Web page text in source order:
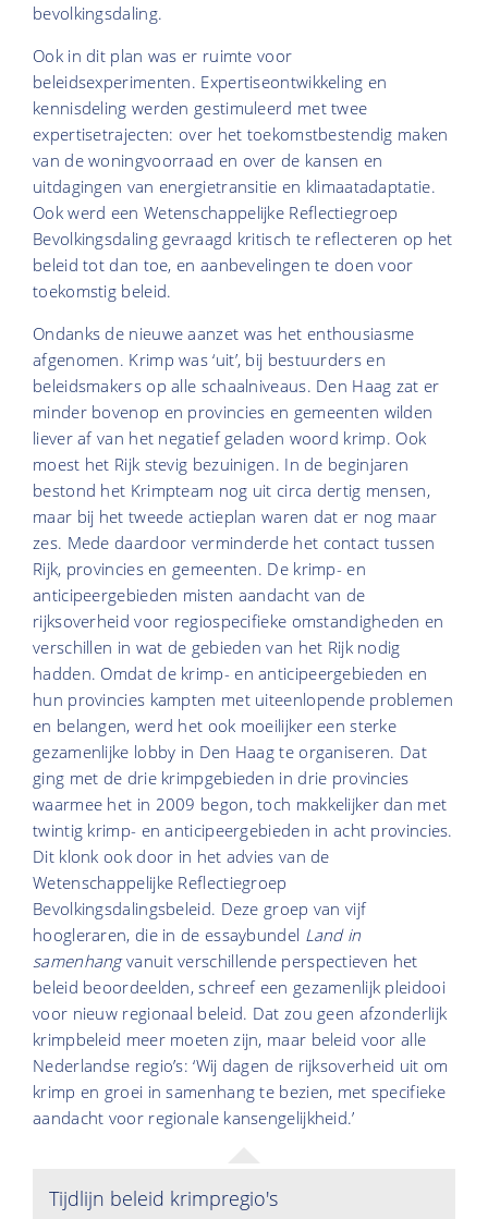
bevolkingsdaling.
Ook in dit plan was er ruimte voor
beleidsexperimenten. Expertiseontwikkeling en
kennisdeling werden gestimuleerd met twee
expertisetrajecten: over het toekomstbestendig maken
van de woningvoorraad en over de kansen en
uitdagingen van energietransitie en klimaatadaptatie.
Ook werd een Wetenschappelijke Reflectiegroep
Bevolkingsdaling gevraagd kritisch te reflecteren op het
beleid tot dan toe, en aanbevelingen te doen voor
toekomstig beleid.
Ondanks de nieuwe aanzet was het enthousiasme
afgenomen. Krimp was ‘uit’, bij bestuurders en
beleidsmakers op alle schaalniveaus. Den Haag zat er
minder bovenop en provincies en gemeenten wilden
liever af van het negatief geladen woord krimp. Ook
moest het Rijk stevig bezuinigen. In de beginjaren
bestond het Krimpteam nog uit circa dertig mensen,
maar bij het tweede actieplan waren dat er nog maar
zes. Mede daardoor verminderde het contact tussen
Rijk, provincies en gemeenten. De krimp- en
anticipeergebieden misten aandacht van de
rijksoverheid voor regiospecifieke omstandigheden en
verschillen in wat de gebieden van het Rijk nodig
hadden. Omdat de krimp- en anticipeergebieden en
hun provincies kampten met uiteenlopende problemen
en belangen, werd het ook moeilijker een sterke
gezamenlijke lobby in Den Haag te organiseren. Dat
ging met de drie krimpgebieden in drie provincies
waarmee het in 2009 begon, toch makkelijker dan met
twintig krimp- en anticipeergebieden in acht provincies.
Dit klonk ook door in het advies van de
Wetenschappelijke Reflectiegroep
Bevolkingsdalingsbeleid. Deze groep van vijf
hoogleraren, die in de essaybundel Land in
samenhang vanuit verschillende perspectieven het
beleid beoordeelden, schreef een gezamenlijk pleidooi
voor nieuw regionaal beleid. Dat zou geen afzonderlijk
krimpbeleid meer moeten zijn, maar beleid voor alle
Nederlandse regio’s: ‘Wij dagen de rijksoverheid uit om
krimp en groei in samenhang te bezien, met specifieke
aandacht voor regionale kansengelijkheid.’
Tijdlijn beleid krimpregio's